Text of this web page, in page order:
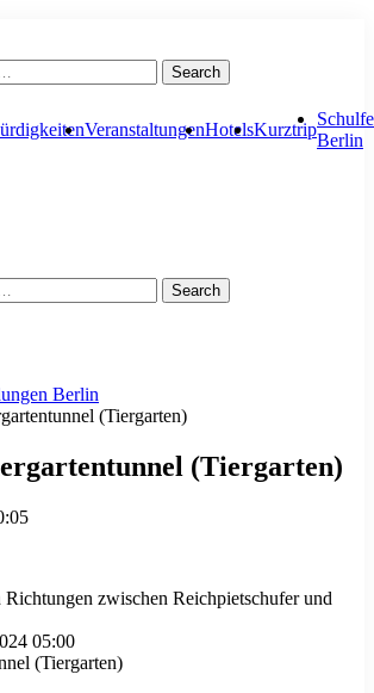
Search
VeranstaltungenHotelsKurztrip
Berlin
Search
Berlin
(Tiergarten)
(Tiergarten)
zwischen Reichpietschufer und
05:00
(Tiergarten)